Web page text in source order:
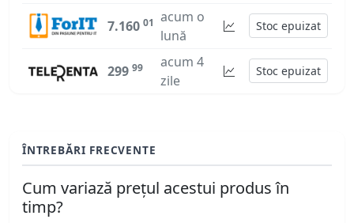
7.160 01 acum o
lună
Stoc epuizat
299 99
acum 4
zile
Stoc epuizat
ÎNTREBĂRI FRECVENTE
Cum variază prețul acestui produs în
timp?